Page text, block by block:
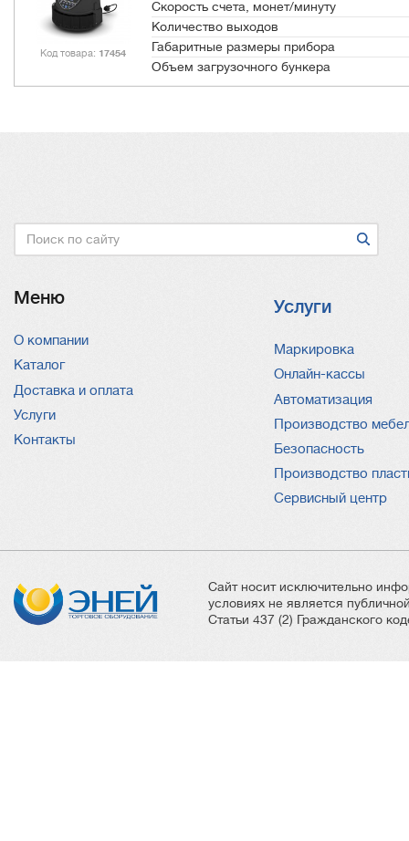
Код товара 17454
Скорость счета, монет/минуту
Количество выходов
Габаритные размеры прибора
Объем загрузочного бункера
Поиск
Меню
О компании
Каталог
Доставка и оплата
Услуги
Контакты
Услуги
Услуги
Маркировка
Онлайн-кассы
Автоматизация
Производство
Безопасность
Производство
Сервисный центр
Сайт носит исключительно
условиях не является
Статьи 437 (2) Гражданского